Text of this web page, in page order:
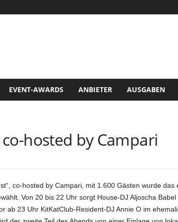
EVENT-AWARDS ANBIETER AUSGABEN
hosted by Campari
co-hosted by Campari, mit 1.600 Gästen wurde das
Von 20 bis 22 Uhr sorgt House-DJ Aljoscha
ab 23 Uhr KitKatClub-Resident-DJ Annie O im